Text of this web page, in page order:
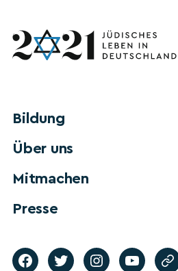
Bildung
Über uns
Mitmachen
Presse